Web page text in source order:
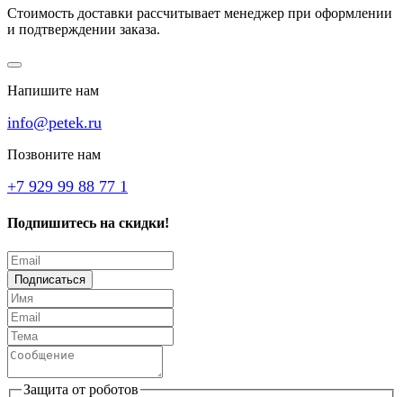
Стоимость доставки рассчитывает менеджер при оформлении
и подтверждении заказа.
Напишите нам
info@petek.ru
Позвоните нам
+7 929 99 88 77 1
Подпишитесь на скидки!
Подписаться
Защита от роботов